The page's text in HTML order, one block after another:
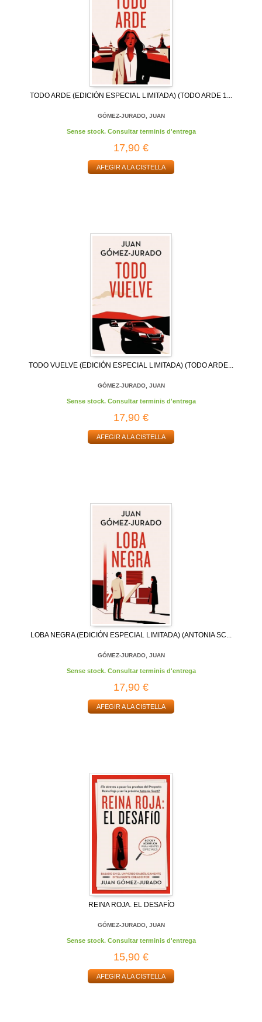
TODO ARDE (EDICIÓN ESPECIAL LIMITADA) (TODO ARDE 1...
GÓMEZ-JURADO, JUAN
Sense stock. Consultar terminis d'entrega
17,90 €
AFEGIR A LA CISTELLA
TODO VUELVE (EDICIÓN ESPECIAL LIMITADA) (TODO ARDE...
GÓMEZ-JURADO, JUAN
Sense stock. Consultar terminis d'entrega
17,90 €
AFEGIR A LA CISTELLA
LOBA NEGRA (EDICIÓN ESPECIAL LIMITADA) (ANTONIA SC...
GÓMEZ-JURADO, JUAN
Sense stock. Consultar terminis d'entrega
17,90 €
AFEGIR A LA CISTELLA
REINA ROJA. EL DESAFÍO
GÓMEZ-JURADO, JUAN
Sense stock. Consultar terminis d'entrega
15,90 €
AFEGIR A LA CISTELLA